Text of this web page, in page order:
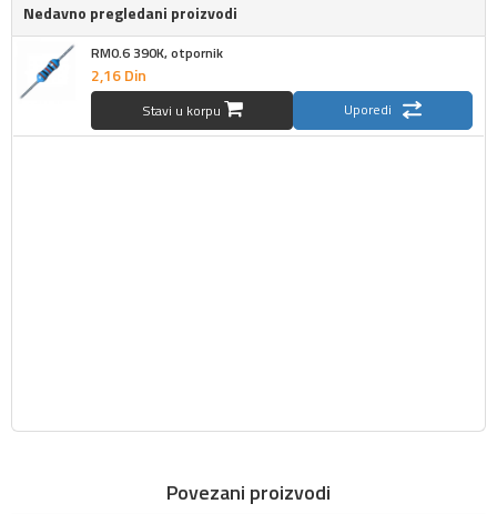
Nedavno pregledani proizvodi
RM0.6 390K, otpornik
2,16Din
Stavi u korpu Uporedi
Povezani proizvodi